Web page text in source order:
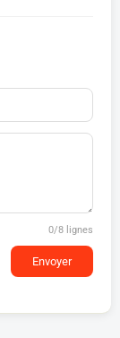
0/8 lignes
Envoyer